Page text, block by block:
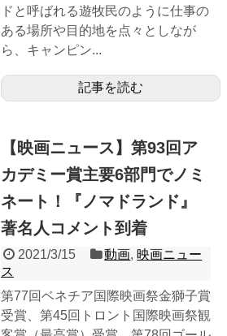
ドと呼ばれる遊牧民のように仕事の
ある場所や目的地を点々としなが
ら、キャンピン...
記事を読む
【映画ニュース】第93回ア
カデミー賞主要6部門でノミ
ネート！『ノマドランド』
著名人コメント到着
2021/3/15 動画, 映画ニュー
ス
第77回ベネチア国際映画祭金獅子賞
受賞、第45回トロント国際映画祭観